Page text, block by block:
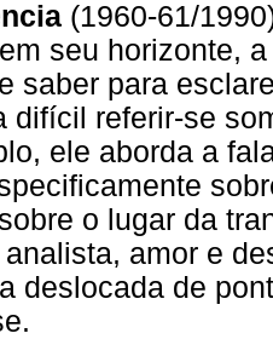
(1960-61/
seu horizonte,
saber para
difícil referir-se
ele aborda a
o lugar da
amor e
deslocada de